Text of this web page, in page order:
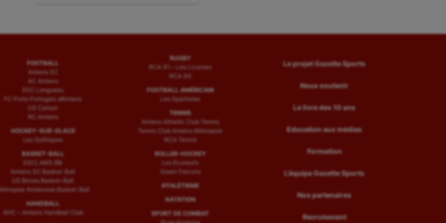
FOOTBALL
Amiens SC
AC Amiens
ESC Longueau
FC Porto Portugais d’Amiens
US Camon
RC Amiens
HOCKEY-SUR-GLACE
Les Gothiques
BASKET-BALL
ESCLAMS BB
Amiens SC Basket-Ball
US Boves Basket-Ball
Amiénoise Basket-Ball
HANDBALL
AHC – Amiens Handball Club
RUGBY
RCA (F) – Les Licornes
RCA (H)
FOOTBALL AMÉRICAIN
Les Spartiates
TENNIS
Amiens Athletic Club Tennis
Tennis Club Amiens Métropole
RCA Tennis
ROLLER-HOCKEY
Les Ecureuils
Green Falcons
ATHLÉTISME
NATATION
SPORT DE COMBAT
Le projet Gazette Sports
Nous soutenir
Le livre des 10 ans
Education aux médias
Formation
L’équipe Gazette Sports
Nos partenaires
Recrutement